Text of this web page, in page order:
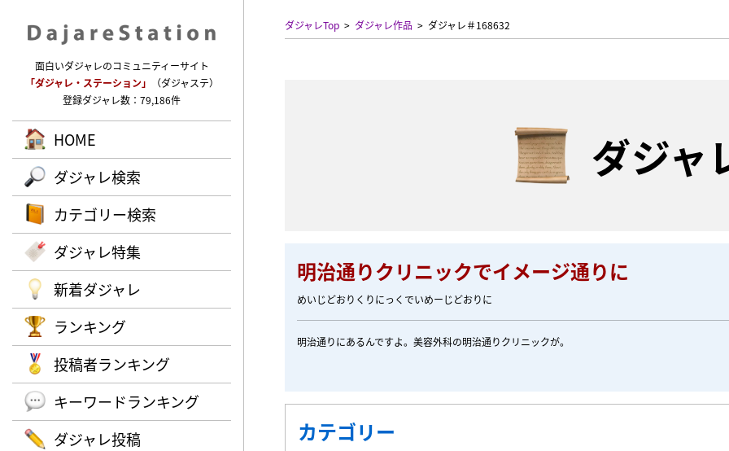
面白いダジャレのコミュニティーサイト
「ダジャレ・ステーション」
（ダジャステ）
登録ダジャレ数：79,186件
HOME
ダジャレ検索
カテゴリー検索
ダジャレ特集
新着ダジャレ
ランキング
投稿者ランキング
キーワードランキング
ダジャレ投稿
ダジャレTop ダジャレ作品 ダジャレ＃168632
ダジャ
明治通りクリニックでイメージ通りに
めいじどおりくりにっくでいめーじどおりに
明治通りにあるんですよ。美容外科の明治通りクリニックが。
カテゴリー